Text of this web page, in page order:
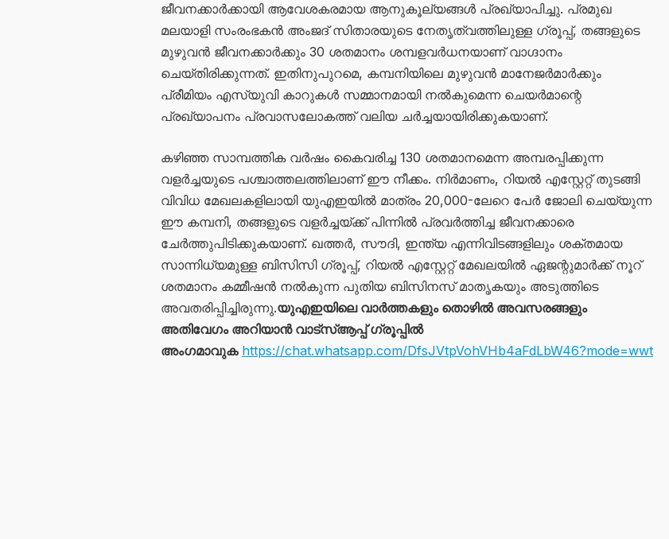
ജീവനക്കാർക്കായി ആവേശകരമായ ആനുകൂല്യങ്ങൾ പ്രഖ്യാപിച്ചു. പ്രമുഖ
മലയാളി സംരംഭകൻ അംജദ് സിതാരയുടെ നേതൃത്വത്തിലുള്ള ഗ്രൂപ്പ്, തങ്ങളുടെ
മുഴുവൻ ജീവനക്കാർക്കും 30 ശതമാനം ശമ്പളവർധനയാണ് വാഗ്ദാനം
ചെയ്തിരിക്കുന്നത്. ഇതിനുപുറമെ, കമ്പനിയിലെ മുഴുവൻ മാനേജർമാർക്കും
പ്രീമിയം എസ്‌യുവി കാറുകൾ സമ്മാനമായി നൽകുമെന്ന ചെയർമാന്റെ
പ്രഖ്യാപനം പ്രവാസലോകത്ത് വലിയ ചർച്ചയായിരിക്കുകയാണ്.
കഴിഞ്ഞ സാമ്പത്തിക വർഷം കൈവരിച്ച 130 ശതമാനമെന്ന അമ്പരപ്പിക്കുന്ന
വളർച്ചയുടെ പശ്ചാത്തലത്തിലാണ് ഈ നീക്കം. നിർമാണം, റിയൽ എസ്റ്റേറ്റ് തുടങ്ങി
വിവിധ മേഖലകളിലായി യുഎഇയിൽ മാത്രം 20,000-ലേറെ പേർ ജോലി ചെയ്യുന്ന
ഈ കമ്പനി, തങ്ങളുടെ വളർച്ചയ്ക്ക് പിന്നിൽ പ്രവർത്തിച്ച ജീവനക്കാരെ
ചേർത്തുപിടിക്കുകയാണ്. ഖത്തർ, സൗദി, ഇന്ത്യ എന്നിവിടങ്ങളിലും ശക്തമായ
സാന്നിധ്യമുള്ള ബിസിസി ഗ്രൂപ്പ്, റിയൽ എസ്റ്റേറ്റ് മേഖലയിൽ ഏജന്റുമാർക്ക് നൂറ്
ശതമാനം കമ്മീഷൻ നൽകുന്ന പുതിയ ബിസിനസ് മാതൃകയും അടുത്തിടെ
അവതരിപ്പിച്ചിരുന്നു.യുഎഇയിലെ വാർത്തകളും തൊഴിൽ അവസരങ്ങളും
അതിവേഗം അറിയാൻ വാട്സ്ആപ്പ് ഗ്രൂപ്പിൽ
അംഗമാവുക https://chat.whatsapp.com/DfsJVtpVohVHb4aFdLbW46?mode=wwt